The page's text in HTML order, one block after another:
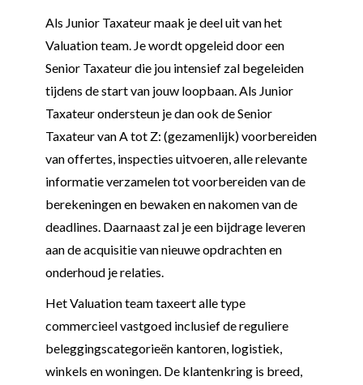
Als Junior Taxateur maak je deel uit van het
Valuation team. Je wordt opgeleid door een
Senior Taxateur die jou intensief zal begeleiden
tijdens de start van jouw loopbaan. Als Junior
Taxateur ondersteun je dan ook de Senior
Taxateur van A tot Z: (gezamenlijk) voorbereiden
van offertes, inspecties uitvoeren, alle relevante
informatie verzamelen tot voorbereiden van de
berekeningen en bewaken en nakomen van de
deadlines. Daarnaast zal je een bijdrage leveren
aan de acquisitie van nieuwe opdrachten en
onderhoud je relaties.
Het Valuation team taxeert alle type
commercieel vastgoed inclusief de reguliere
beleggingscategorieën kantoren, logistiek,
winkels en woningen. De klantenkring is breed,